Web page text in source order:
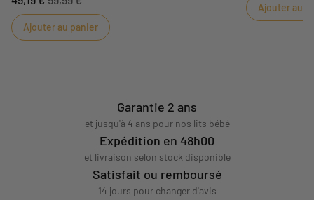
aux moments du quotidien. L'univers Orsino
accompagne bébé dans une ambiance tendre,
naturelle et rassurante, pensée pour les premiers
Ajouter au panier
une ambiance
pensée pour
Ajouter au
Garantie 2 ans
et jusqu'à 4 ans pour nos lits bébé
Expédition en 48h00
et livraison selon stock disponible
Satisfait ou remboursé
14 jours pour changer d'avis